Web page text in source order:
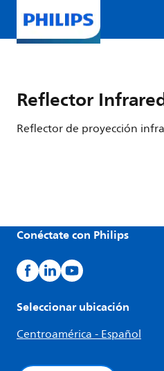
Reflector
Reflector de proyección
Conéctate con Philips
Seleccionar ubicación
Centroamérica - Español